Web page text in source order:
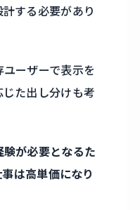
する必要があり
ーザーで表示を
た出し分けも考
が必要となるた
は高単価になり